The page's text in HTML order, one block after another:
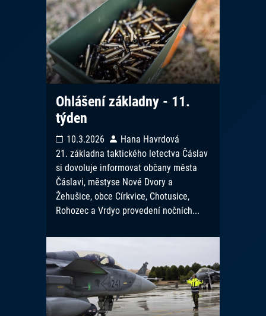
Ohlášení základny - 11.
týden
10.3.2026
Hana Havrdová
21. základna taktického letectva Čáslav
si dovoluje informovat občany města
Čáslavi, městyse Nové Dvory a
Žehušice, obce Církvice, Chotusice,
Rohozec a Vrdyo provedení nočních...